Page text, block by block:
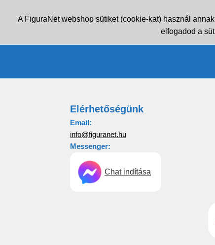
A FiguraNet webshop sütiket (cookie-kat) használ
elfogadod a
Elérhetőségünk
Email:
info@figuranet.hu
Messenger:
Chat indítása